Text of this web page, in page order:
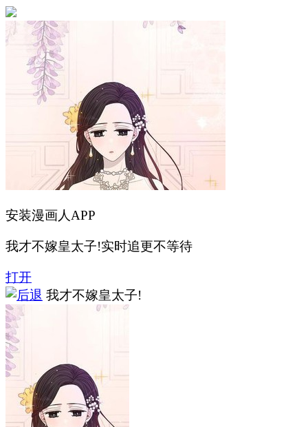
安装漫画人APP
我才不嫁皇太子!实时追更不等待
打开
我才不嫁皇太子!